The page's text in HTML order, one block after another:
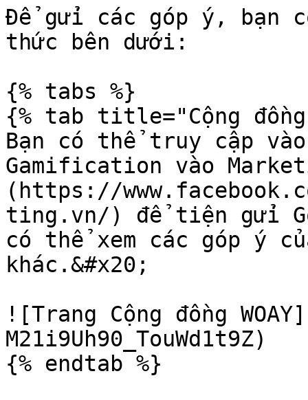
Để gửi các góp ý, bạn
thức bên dưới:
{% tabs %}
{% tab title="Cộng
Bạn có thể truy cập vào
Gamification vào
(https://
ting.vn/) để tiện gửi
có thể xem các góp ý
khác.&#x20;
![Trang Cộng đồng
M21i9Uh90_TouWd1t9Z)
{% endtab %}